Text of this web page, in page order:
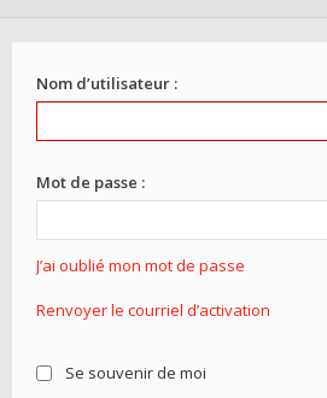
Nom d’utilisateur :
Mot de passe :
J’ai oublié mon mot de passe
Renvoyer le courriel d’activation
Se souvenir de moi